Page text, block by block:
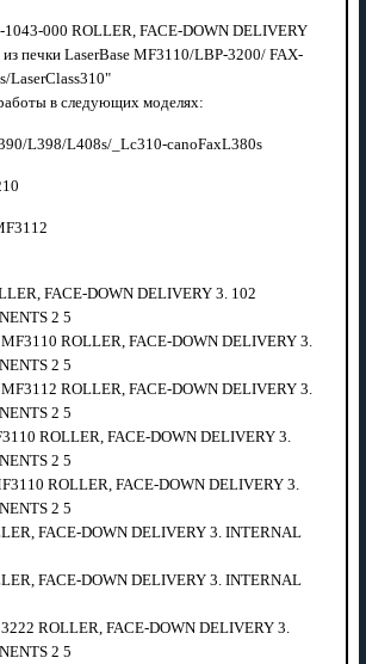
000 ROLLER, FACE-DOWN DELIVERY
печки LaserBase MF3110/LBP-3200/ FAX-
LaserClass310"
в следующих моделях:
L398/L408s/_Lc310-canoFaxL380s
FACE-DOWN DELIVERY 3. 102
2 5
ROLLER, FACE-DOWN DELIVERY 3.
2 5
ROLLER, FACE-DOWN DELIVERY 3.
2 5
ROLLER, FACE-DOWN DELIVERY 3.
2 5
ROLLER, FACE-DOWN DELIVERY 3.
2 5
FACE-DOWN DELIVERY 3. INTERNAL
FACE-DOWN DELIVERY 3. INTERNAL
ROLLER, FACE-DOWN DELIVERY 3.
2 5